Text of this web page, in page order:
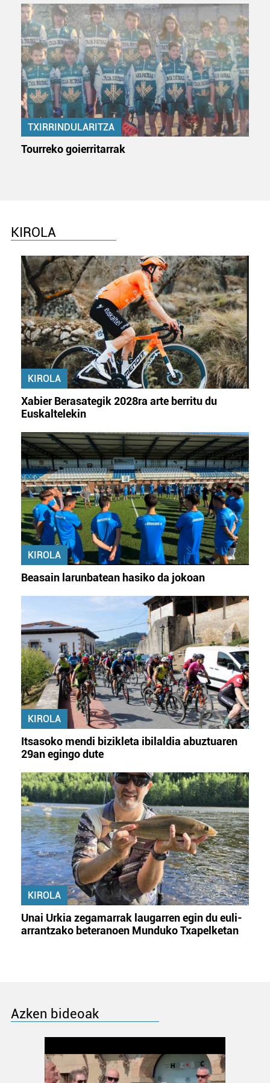
TXIRRINDULARITZA
Tourreko goierritarrak
KIROLA
KIROLA
Xabier Berasategik 2028ra arte berritu du
Euskaltelekin
KIROLA
Beasain larunbatean hasiko da jokoan
KIROLA
Itsasoko mendi bizikleta ibilaldia abuztuaren
29an egingo dute
KIROLA
Unai Urkia zegamarrak laugarren egin du euli-
arrantzako beteranoen Munduko Txapelketan
Azken bideoak